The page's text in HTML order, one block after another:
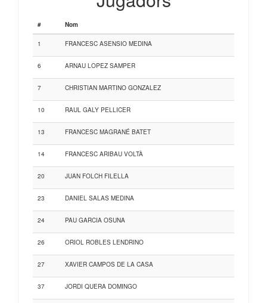
# Nom
1 FRANCESC ASENSIO MEDINA
6 ARNAU LOPEZ SAMPER
7 CHRISTIAN MARTINO GONZALEZ
10 RAUL GALY PELLICER
13 FRANCESC MAGRANÉ BATET
14 FRANCESC ARIBAU VOLTÀ
20 JUAN FOLCH FILELLA
23 DANIEL SALAS MEDINA
24 PAU GARCIA OSUNA
26 ORIOL ROBLES LENDRINO
27 XAVIER CAMPOS DE LA CASA
37 JORDI QUERA DOMINGO